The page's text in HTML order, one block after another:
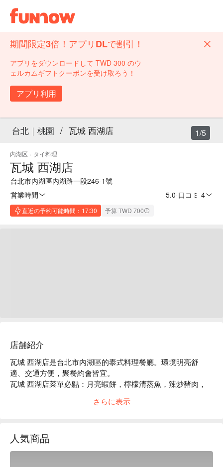
期間限定3倍！アプリDLで割引！
アプリをダウンロードして TWD 300 のウ
ェルカムギフトクーポンを受け取ろう！
アプリ利用
台北｜桃園 / 瓦城 西湖店
内湖区 · タイ料理
瓦城 西湖店
台北市內湖區內湖路一段246-1號
営業時間
5.0 口コミ 4
直近の予約可能時間：17:30 予算 TWD 700
1/5
店舗紹介
瓦城 西湖店是台北市內湖區的泰式料理餐廳。環境明亮舒
適、交通方便，聚餐約會皆宜。
瓦城 西湖店菜單必點：月亮蝦餅，檸檬清蒸魚，辣炒豬肉，
瓦城 西湖店推薦：餐點選擇豐富，價格親民，服務穩定。
さらに表示
人気商品